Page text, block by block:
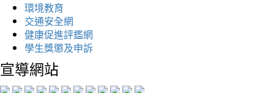
環境教育
交通安全網
健康促進評鑑網
學生獎懲及申訴
宣導網站